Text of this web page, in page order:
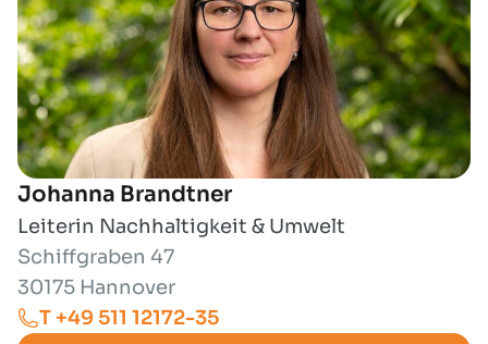
Technik für den Umweltschutz und in die
Qualifikation unserer Mitarbeiter.
Johanna Brandtner
Leiterin Nachhaltigkeit & Umwelt
Schiffgraben 47
30175 Hannover
T +49 511 12172-35